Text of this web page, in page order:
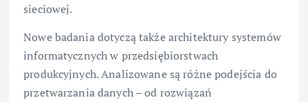
sieciowej.
Nowe badania dotyczą także architektury systemów
informatycznych w przedsiębiorstwach
produkcyjnych. Analizowane są różne podejścia do
przetwarzania danych – od rozwiązań